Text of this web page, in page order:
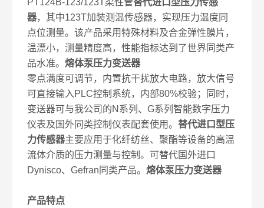
PT124B-123/123T柔性管替代进口型压力传感
器，其中123T加装测温传感器，实现压力温度同
点位测量。该产品采用特殊材料及合金弹性膜片，
温漂小，测量精度高，性能指标达到了世界同类产
品水准。熔体泵压力变送器
零点满度可调节，内置抗干扰放大电路，放大信号
可直接输入PLC控制系统，内部80%校验；同时，
变送器可与我公司的N系列、G系列智能数字压力
仪表及国外同类控制仪表配套使用。替代进口型压
力传感器主要应用于化纤纺丝、聚酯等设备的高温
流体介质的压力测量与控制。可替代国外进口
Dynisco、Gefran同类产品。熔体泵压力变送器
产品特点